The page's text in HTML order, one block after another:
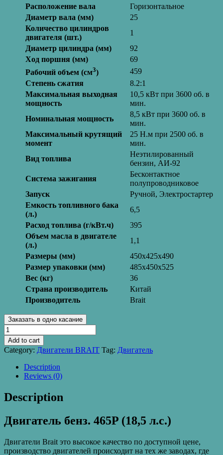
Расположение вала
Горизонтальное
Диаметр вала (мм)
25
Количество цилиндров
двигателя (шт.)
1
Диаметр цилиндра (мм)
92
Ход поршня (мм)
69
Рабочий объем (см3)
459
Степень сжатия
8.2:1
Максимальная выходная
мощность
10,5 кВт при 3600 об. в
мин.
Номинальная мощность
8,5 кВт при 3600 об. в
мин.
Максимальный крутящий
момент
25 Н.м при 2500 об. в
мин.
Вид топлива
Неэтилированный
бензин, АИ-92
Система зажигания
Бесконтактное
полупроводниковое
Запуск
Ручной, Электростартер
Емкость топливного бака
(л.)
6,5
Расход топлива (г/кВт.ч)
395
Объем масла в двигателе
(л.)
1,1
Размеры (мм)
450х425х490
Размер упаковки (мм)
485х450х525
Вес (кг)
36
Страна производитель
Китай
Производитель
Brait
Заказать в одно касание
Двигатель
BRAIT
465PЕ
(18,5
л.с.,
эл.стартер)
quantity
Add to cart
Category: Двигатели BRAIT Tag: Двигатель
Description
Reviews (0)
Description
Двигатель бенз. 465P (18,5 л.с.)
Двигатели Brait это высокое качество по доступной цене,
производство двигателей происходит на тех же заводах, где